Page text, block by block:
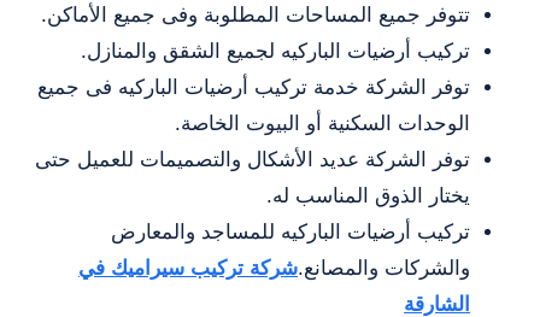
تتوفر جميع المساحات المطلوبة وفى جميع الأماكن.
تركيب أرضيات الباركيه لجميع الشقق والمنازل.
توفر الشركة خدمة تركيب أرضيات الباركيه فى جميع
الوحدات السكنية أو البيوت الخاصة.
توفر الشركة عديد الأشكال والتصميمات للعميل حتى
يختار الذوق المناسب له.
تركيب أرضيات الباركيه للمساجد والمعارض
والشركات والمصانع.شركة تركيب سيراميك في
الشارقة